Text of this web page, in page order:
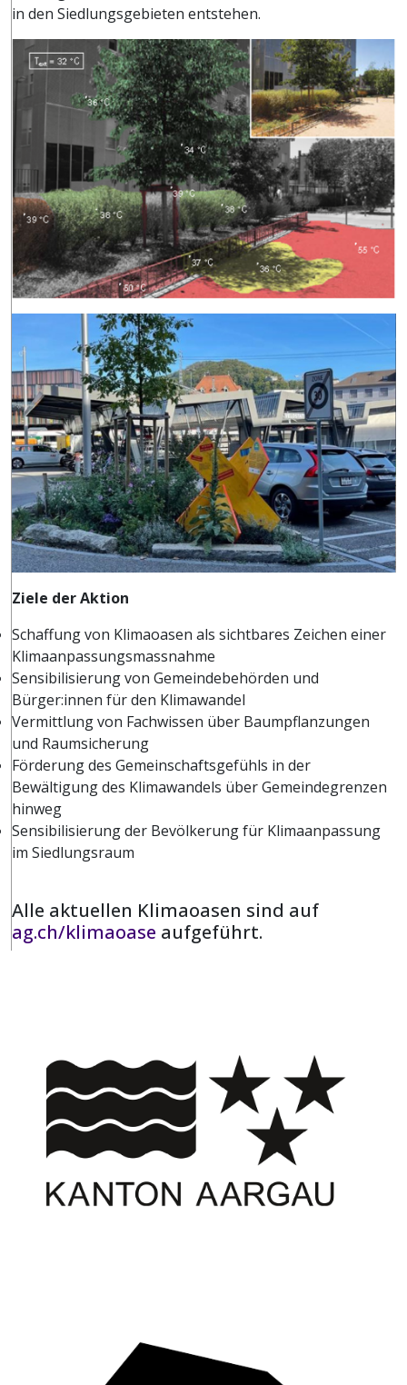
in den Siedlungsgebieten entstehen.
Ziele der Aktion
Schaffung von Klimaoasen als sichtbares Zeichen einer
Klimaanpassungsmassnahme
Sensibilisierung von Gemeindebehörden und
Bürger:innen für den Klimawandel
Vermittlung von Fachwissen über Baumpflanzungen
und Raumsicherung
Förderung des Gemeinschaftsgefühls in der
Bewältigung des Klimawandels über Gemeindegrenzen
hinweg
Sensibilisierung der Bevölkerung für Klimaanpassung
im Siedlungsraum
Alle aktuellen Klimaoasen sind auf
ag.ch/klimaoase aufgeführt.